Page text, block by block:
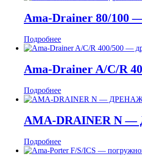
Ama-Drainer 80/100
Подробнее
Ama-Drainer A/C/R
Подробнее
AMA-DRAINER
Подробнее